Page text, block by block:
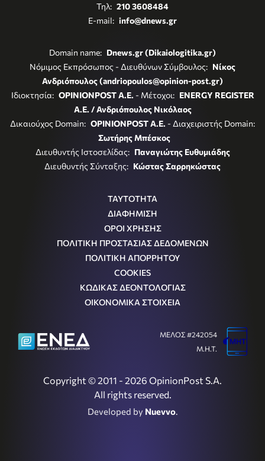
Τηλ: 210 3608484
E-mail: info@dnews.gr
Domain name: Dnews.gr (Dikaiologitika.gr)
Νόμιμος Εκπρόσωπος - Διευθύνων Σύμβουλος: Νίκος
Ανδριόπουλος (andriopoulos@opinion-post.gr)
Ιδιοκτησία: OPINIONPOST A.E. - Μέτοχοι: ENERGY REGISTER
Α.Ε. / Ανδριόπουλος Νικόλαος
Δικαιούχος Domain: OPINIONPOST A.E. - Διαχειριστής Domain:
Σωτήρης Μπέσκος
Διευθυντής Ιστοσελίδας: Παναγιώτης Ευθυμιάδης
Διευθυντής Σύνταξης: Κώστας Σαρρηκώστας
ΤΑΥΤΟΤΗΤΑ
ΔΙΑΦΗΜΙΣΗ
ΟΡΟΙ ΧΡΗΣΗΣ
ΠΟΛΙΤΙΚΗ ΠΡΟΣΤΑΣΙΑΣ ΔΕΔΟΜΕΝΩΝ
ΠΟΛΙΤΙΚΗ ΑΠΟΡΡΗΤΟΥ
COOKIES
ΚΩΔΙΚΑΣ ΔΕΟΝΤΟΛΟΓΙΑΣ
ΟΙΚΟΝΟΜΙΚΑ ΣΤΟΙΧΕΙΑ
Copyright © 2011 - 2026 OpinionPost S.A.
All rights reserved.
Developed by Nuevvo.
ΜΕΛΟΣ #242054
Μ.Η.Τ.